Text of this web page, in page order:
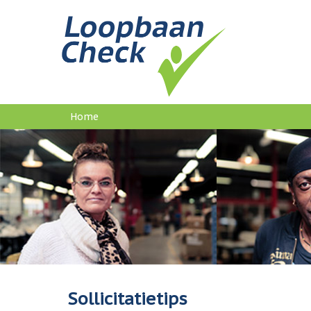
U
bent
hier
Home
Sollicitatietips